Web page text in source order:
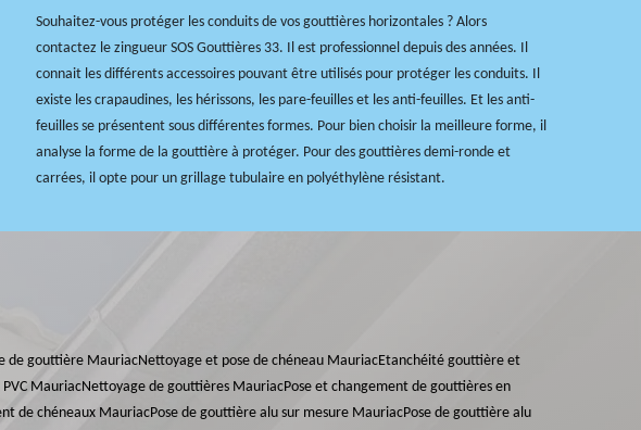
Souhaitez-vous protéger les conduits de vos gouttières horizontales ? Alors
contactez le zingueur SOS Gouttières 33. Il est professionnel depuis des années. Il
connait les différents accessoires pouvant être utilisés pour protéger les conduits. Il
existe les crapaudines, les hérissons, les pare-feuilles et les anti-feuilles. Et les anti-
feuilles se présentent sous différentes formes. Pour bien choisir la meilleure forme, il
analyse la forme de la gouttière à protéger. Pour des gouttières demi-ronde et
carrées, il opte pour un grillage tubulaire en polyéthylène résistant.
de gouttière MauriacNettoyage et pose de chéneau MauriacEtanchéité gouttière et
MauriacNettoyage de gouttières MauriacPose et changement de gouttières en
de chéneaux MauriacPose de gouttière alu sur mesure MauriacPose de gouttière alu